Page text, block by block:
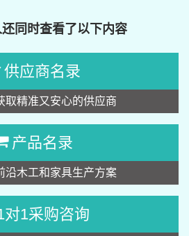
同时查看了以下内容
供应商名录
取精准又安心的供应商
产品名录
沿木工和家具生产方案
对1采购咨询